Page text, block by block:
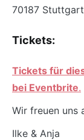
70187 Stuttgart
Tickets:
Tickets für
bei Eventbrite.
Wir freuen uns
Ilke & Anja